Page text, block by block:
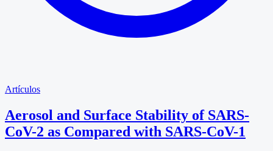
Artículos
Aerosol and Surface Stability of SARS-
CoV-2 as Compared with SARS-CoV-1